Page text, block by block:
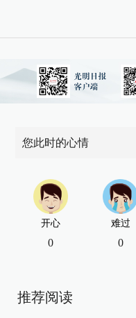
您此时的心情
开心
0
难过
0
推荐阅读